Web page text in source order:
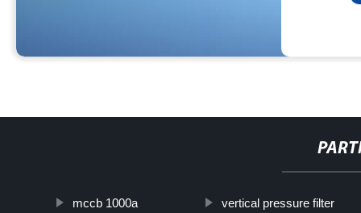
mccb 1000a vertical pressure filter